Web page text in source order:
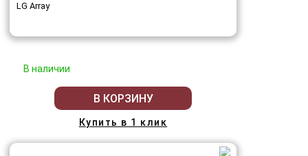
LG Array
В наличии
В КОРЗИНУ
Купить в 1 клик